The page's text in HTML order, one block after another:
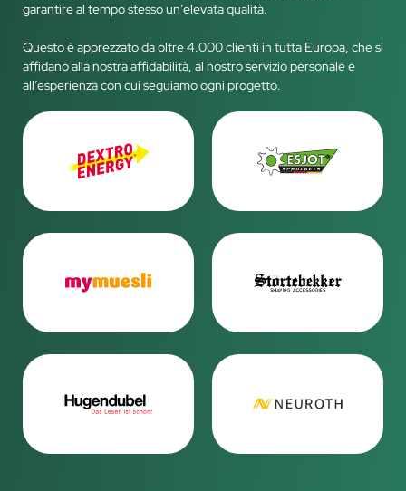
garantire al tempo stesso un’elevata qualità.
Questo è apprezzato da oltre 4.000 clienti in tutta Europa, che si
affidano alla nostra affidabilità, al nostro servizio personale e
all’esperienza con cui seguiamo ogni progetto.